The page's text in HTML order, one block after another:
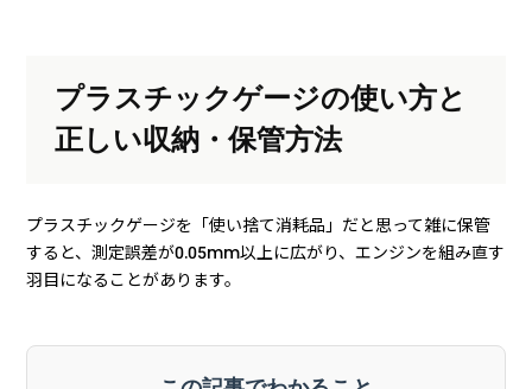
プラスチックゲージの使い方と
正しい収納・保管方法
プラスチックゲージを「使い捨て消耗品」だと思って雑に保管
すると、測定誤差が0.05mm以上に広がり、エンジンを組み直す
羽目になることがあります。